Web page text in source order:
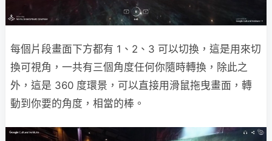
每個片段畫面下方都有 1、2、3 可以切換，這是用來切
換可視角，一共有三個角度任何你隨時轉換，除此之
外，這是 360 度環景，可以直接用滑鼠拖曳畫面，轉
動到你要的角度，相當的棒。